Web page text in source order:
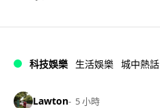
科技娛樂 生活娛樂 城中熱話
Lawton 5 小時